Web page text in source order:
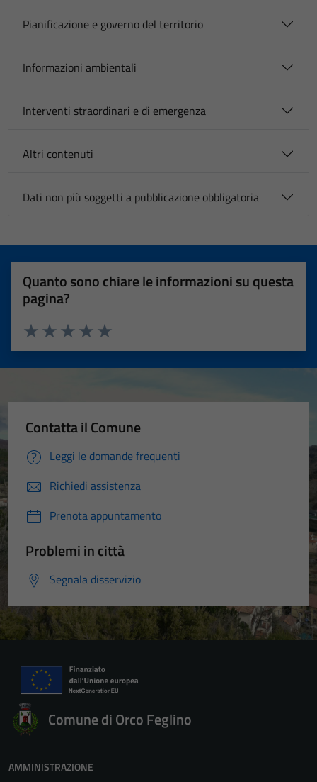
Pianificazione e governo del territorio
Informazioni ambientali
Interventi straordinari e di emergenza
Altri contenuti
Dati non più soggetti a pubblicazione obbligatoria
Quanto sono chiare le informazioni su questa
pagina?
Valuta 5 stelle su 5
Valuta 4 stelle su 5
Valuta 3 stelle su 5
Valuta 2 stelle su 5
Valuta 1 stelle su 5
Contatta il Comune
Leggi le domande frequenti
Richiedi assistenza
Prenota appuntamento
Problemi in città
Segnala disservizio
Comune di Orco Feglino
AMMINISTRAZIONE